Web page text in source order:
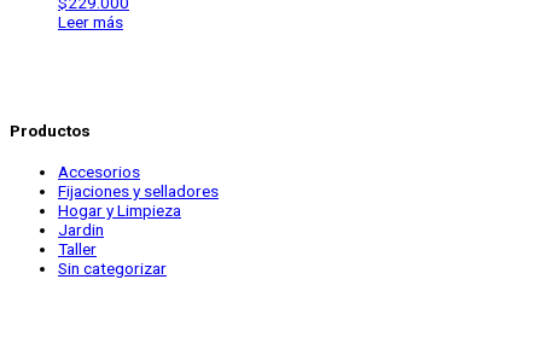
Leer más
Productos
Accesorios
Fijaciones y selladores
Hogar y Limpieza
Jardin
Taller
Sin categorizar